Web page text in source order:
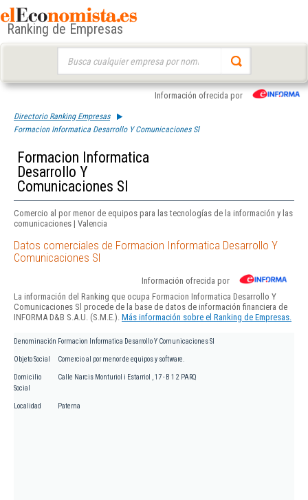
Ranking de Empresas
Información ofrecida por
Directorio Ranking Empresas
Formacion Informatica Desarrollo Y Comunicaciones Sl
Formacion Informatica
Desarrollo Y
Comunicaciones Sl
Comercio al por menor de equipos para las tecnologías de la información y las
comunicaciones | Valencia
Datos comerciales de Formacion Informatica Desarrollo Y
Comunicaciones Sl
Información ofrecida por
La información del Ranking que ocupa Formacion Informatica Desarrollo Y
Comunicaciones Sl procede de la base de datos de información financiera de
INFORMA D&B S.A.U. (S.M.E.). Más información sobre el Ranking de Empresas.
Denominación Formacion Informatica Desarrollo Y Comunicaciones Sl
Objeto Social Comercio al por menor de equipos y software.
Domicilio
Social
Calle Narcis Monturiol i Estarriol , 17 - B 1 2 PARQ
Localidad Paterna